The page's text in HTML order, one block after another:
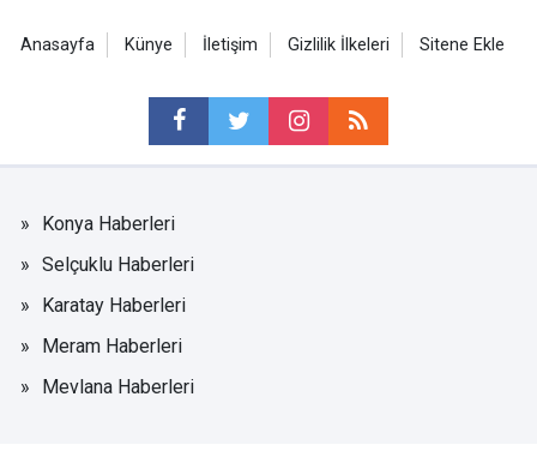
Anasayfa Künye İletişim Gizlilik İlkeleri Sitene Ekle
Konya Haberleri
Selçuklu Haberleri
Karatay Haberleri
Meram Haberleri
Mevlana Haberleri